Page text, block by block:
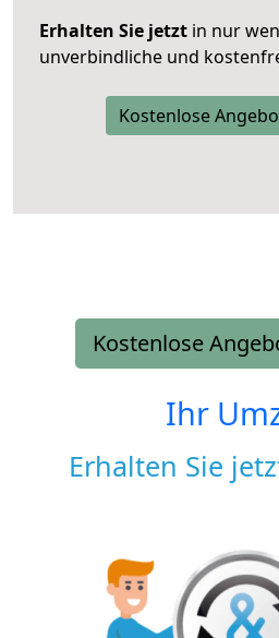
Erhalten Sie jetzt in nur
unverbindliche und
Kostenlose
Kostenlose
Ihr
Erhalten Sie